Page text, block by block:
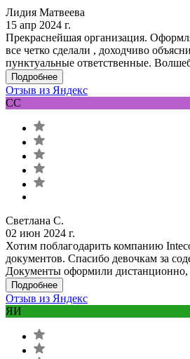
Лидия Матвеева
15 апр 2024 г.
Прекраснейшая организация.
все четко сделали , доходчиво
пунктуальные ответственные.
Подробнее
Отзыв из Яндекс
СС
Светлана С.
02 июн 2024 г.
Хотим поблагодарить компанию
документов. Спасибо девочкам за
Документы оформили дистанционно,
Подробнее
Отзыв из Яндекс
ЯИ